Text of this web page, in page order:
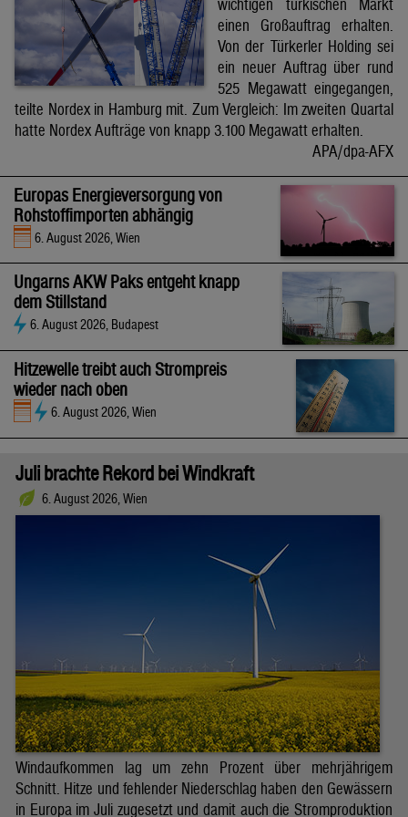
wichtigen türkischen Markt
einen Großauftrag erhalten.
Von der Türkerler Holding sei
ein neuer Auftrag über rund
525 Megawatt eingegangen,
teilte Nordex in Hamburg mit. Zum Vergleich: Im zweiten Quartal
hatte Nordex Aufträge von knapp 3.100 Megawatt erhalten.
APA/dpa-AFX
Europas Energieversorgung von
Rohstoffimporten abhängig
6. August 2026, Wien
Ungarns AKW Paks entgeht knapp
dem Stillstand
6. August 2026, Budapest
Hitzewelle treibt auch Strompreis
wieder nach oben
6. August 2026, Wien
Juli brachte Rekord bei Windkraft
6. August 2026, Wien
Windaufkommen lag um zehn Prozent über mehrjährigem
Schnitt. Hitze und fehlender Niederschlag haben den Gewässern
in Europa im Juli zugesetzt und damit auch die Stromproduktion